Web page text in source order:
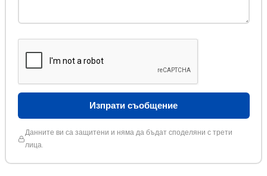
Изпрати съобщение
Данните ви са защитени и няма да бъдат споделяни с трети
лица.